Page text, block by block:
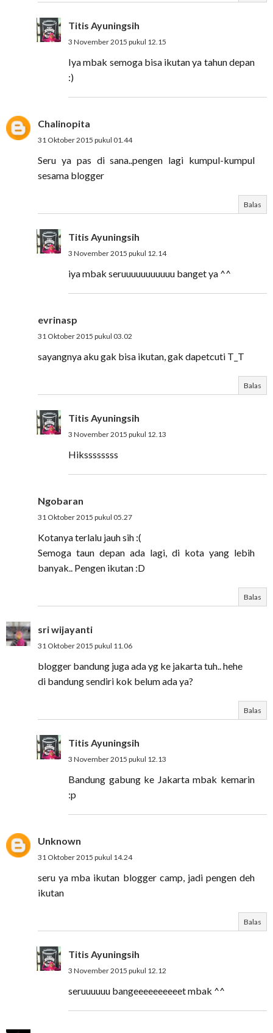
Titis Ayuningsih
3 November 2015 pukul 12.15
Iya mbak semoga bisa ikutan ya tahun depan
:)
Chalinopita
31 Oktober 2015 pukul 01.44
Seru ya pas di sana..pengen lagi kumpul-kumpul
sesama blogger
Balas
Titis Ayuningsih
3 November 2015 pukul 12.14
iya mbak seruuuuuuuuuuu banget ya ^^
evrinasp
31 Oktober 2015 pukul 03.02
sayangnya aku gak bisa ikutan, gak dapetcuti T_T
Balas
Titis Ayuningsih
3 November 2015 pukul 12.13
Hikssssssss
Ngobaran
31 Oktober 2015 pukul 05.27
Kotanya terlalu jauh sih :(
Semoga taun depan ada lagi, di kota yang lebih
banyak.. Pengen ikutan :D
Balas
sri wijayanti
31 Oktober 2015 pukul 11.06
blogger bandung juga ada yg ke jakarta tuh.. hehe
di bandung sendiri kok belum ada ya?
Balas
Titis Ayuningsih
3 November 2015 pukul 12.13
Bandung gabung ke Jakarta mbak kemarin
:p
Unknown
31 Oktober 2015 pukul 14.24
seru ya mba ikutan blogger camp, jadi pengen deh
ikutan
Balas
Titis Ayuningsih
3 November 2015 pukul 12.12
seruuuuuu bangeeeeeeeeeet mbak ^^